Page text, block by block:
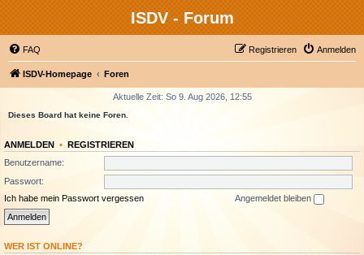
ISDV - Forum
FAQ Anmelden
Registrieren
ISDV-Homepage Foren
Aktuelle Zeit: So 9. Aug 2026, 12:55
Dieses Board hat keine Foren.
ANMELDEN • REGISTRIEREN
Benutzername:
Passwort:
Ich habe mein Passwort vergessen
Angemeldet bleiben
WER IST ONLINE?